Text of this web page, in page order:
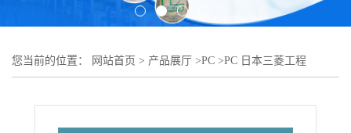
您当前的位置： 网站首页 > 产品展厅 >PC >PC 日本三菱工程